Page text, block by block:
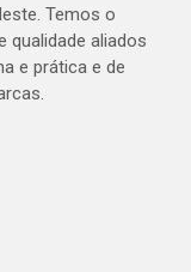
Temos o
qualidade aliados
e prática e de